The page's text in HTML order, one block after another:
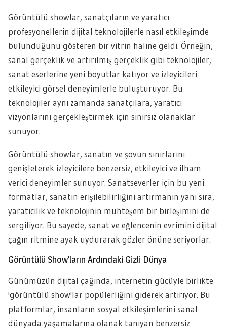
Görüntülü showlar, sanatçıların ve yaratıcı
profesyonellerin dijital teknolojilerle nasıl etkileşimde
bulunduğunu gösteren bir vitrin haline geldi. Örneğin,
sanal gerçeklik ve artırılmış gerçeklik gibi teknolojiler,
sanat eserlerine yeni boyutlar katıyor ve izleyicileri
etkileyici görsel deneyimlerle buluşturuyor. Bu
teknolojiler aynı zamanda sanatçılara, yaratıcı
vizyonlarını gerçekleştirmek için sınırsız olanaklar
sunuyor.
Görüntülü showlar, sanatın ve şovun sınırlarını
genişleterek izleyicilere benzersiz, etkileyici ve ilham
verici deneyimler sunuyor. Sanatseverler için bu yeni
formatlar, sanatın erişilebilirliğini artırmanın yanı sıra,
yaratıcılık ve teknolojinin muhteşem bir birleşimini de
sergiliyor. Bu sayede, sanat ve eğlencenin evrimini dijital
çağın ritmine ayak uydurarak gözler önüne seriyorlar.
Görüntülü Show’ların Ardındaki Gizli Dünya
Günümüzün dijital çağında, internetin gücüyle birlikte
'görüntülü show'lar popülerliğini giderek artırıyor. Bu
platformlar, insanların sosyal etkileşimlerini sanal
dünyada yaşamalarına olanak tanıyan benzersiz